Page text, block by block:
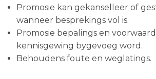
Promosie kan gekanselleer of
wanneer besprekings vol is.
Promosie bepalings en
kennisgewing bygevoeg word.
Behoudens foute en weglatings.